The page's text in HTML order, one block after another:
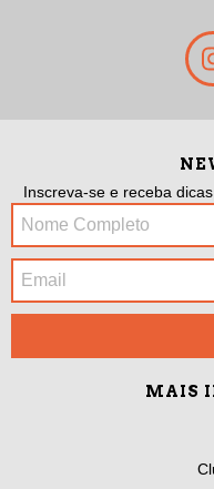
Inscreva-se e receba
MAIS